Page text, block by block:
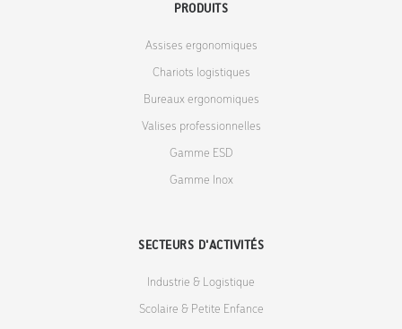
PRODUITS
Assises ergonomiques
Chariots logistiques
Bureaux ergonomiques
Valises professionnelles
Gamme ESD
Gamme Inox
SECTEURS D'ACTIVITÉS
Industrie & Logistique
Scolaire & Petite Enfance